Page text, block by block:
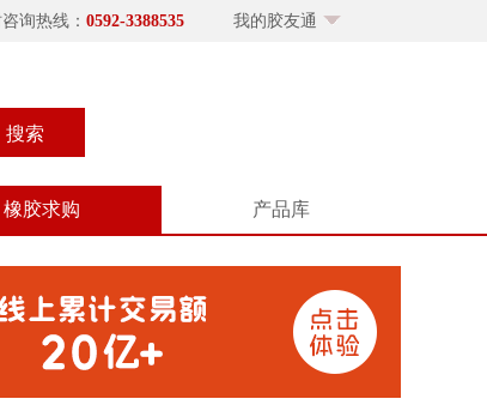
询热线： 0592-3388535 我的胶友通
搜索
橡胶求购 产品库